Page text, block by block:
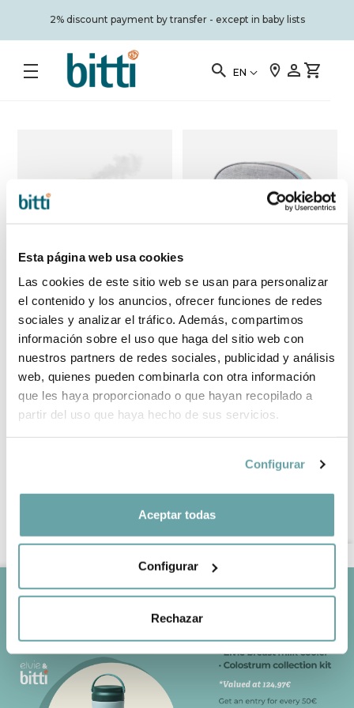
Esta página web usa cookies
Las cookies de este sitio web se usan para personalizar
el contenido y los anuncios, ofrecer funciones de redes
sociales y analizar el tráfico. Además, compartimos
información sobre el uso que haga del sitio web con
nuestros partners de redes sociales, publicidad y análisis
web, quienes pueden combinarla con otra información
que les haya proporcionado o que hayan recopilado a
partir del uso que haya hecho de sus servicios.
Configurar
Aceptar todas
Configurar
Rechazar
2% discount payment by transfer - except in baby lists
EN
Babymoov
HUMIDIFIER
59,90 €
CARE BAG
Babymoov
since
34,90 €
About us?
Blog
Q&A
Returns and exchanges
Post-sale incidence
Legal notice
Confidentiality and data protection policy
Cookies policy
General conditions of sale